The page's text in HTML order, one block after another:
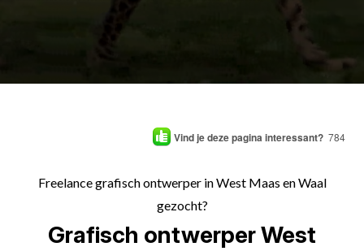
Vind je deze pagina interessant? 784
Freelance grafisch ontwerper in West Maas en Waal
gezocht?
Grafisch ontwerper West